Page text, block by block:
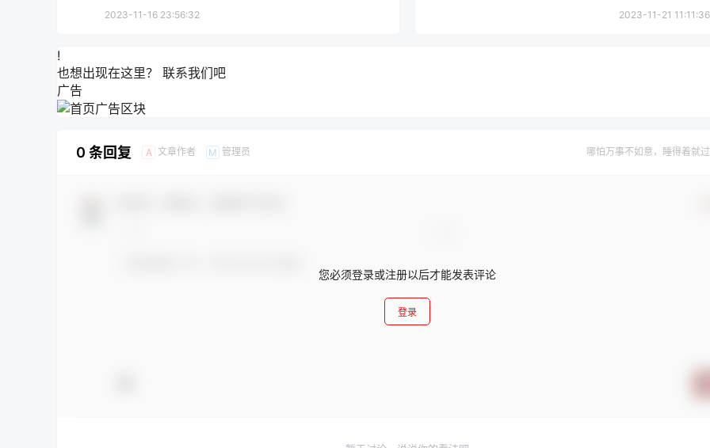
2023-11-16 23:56:32 2023-11-21 11:11:36
!
也想出现在这里？ 联系我们吧
广告
0 条回复 A 文章作者 M 管理员 哪怕万事不如意，睡得着就
您必须登录或注册以后才能发表评论
登录